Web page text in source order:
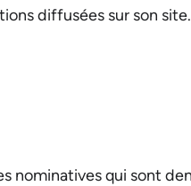
diffusées sur son
nominatives qui sont